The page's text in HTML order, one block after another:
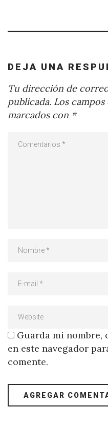
DEJA UNA
Tu dirección de
publicada. Los
marcados con *
Guarda mi nombre,
en este navegador
comente.